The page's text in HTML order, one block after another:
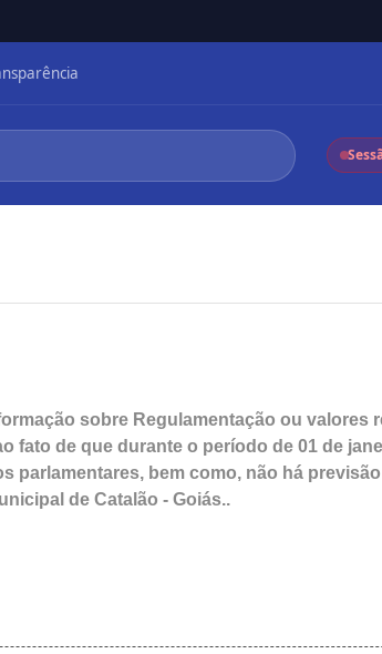
sobre Regulamentação ou valores
fato de que durante o período de 01 de
parlamentares, bem como, não há
de Catalão - Goiás..